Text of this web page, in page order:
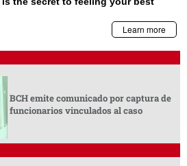
BCH emite comunicado por captura de
funcionarios vinculados al caso